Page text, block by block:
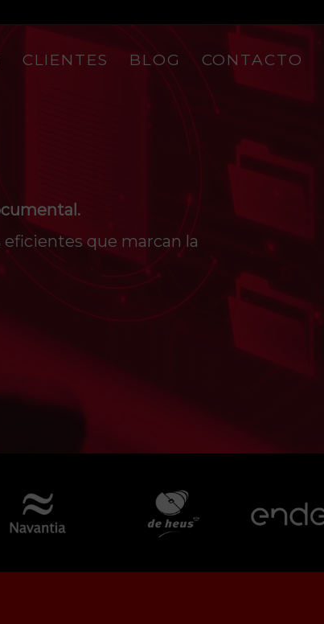
CLIENTES BLOG CONTACTO